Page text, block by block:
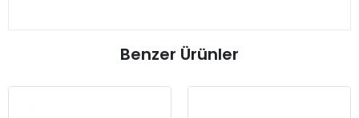
Benzer Ürünler